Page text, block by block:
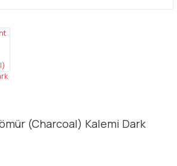
(Charcoal) Kalemi Dark